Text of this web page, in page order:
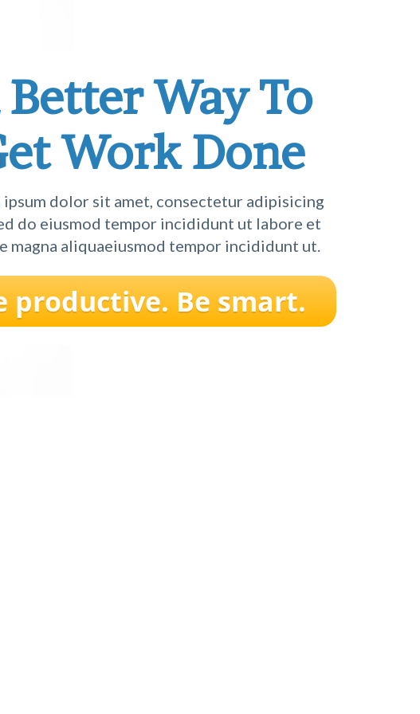
Way To
Work Done
ipsum dolor sit amet, consectetur adipisicing
do eiusmod tempor incididunt ut labore et
magna aliquaeiusmod tempor incididunt ut.
productive. Be smart.